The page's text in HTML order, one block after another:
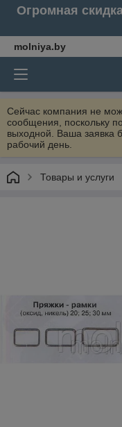
Огромная
molniya.by
Сейчас компания не
сообщения, поскольку
выходной. Ваша заявка
рабочий день.
Товары и услуги